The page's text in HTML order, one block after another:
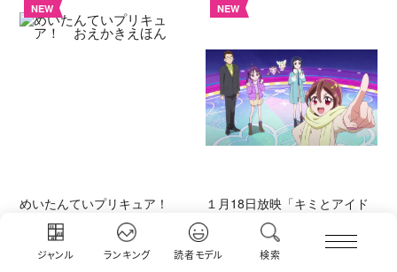
ジャンル ランキング 読者モデル 検索
NEW
めいたんていプリキュア！
おえかきえほん
NEW
１月18日放映「キミとアイド
ルプリキュア♪」第48話あらす
じ先行公開！「ファイナルラ